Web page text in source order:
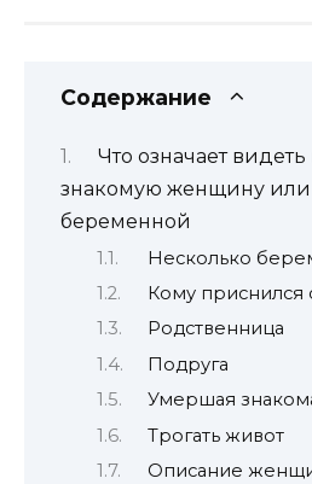
Содержание
Что означает видеть
знакомую женщину
беременной
Несколько
Кому приснился
Родственница
Подруга
Умершая
Трогать живот
Описание